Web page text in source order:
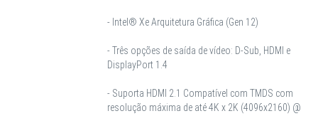
- Intel® Xe Arquitetura Gráfica (Gen 12)
- Três opções de saída de vídeo: D-Sub, HDMI e
DisplayPort 1.4
- Suporta HDMI 2.1 Compatível com TMDS com
resolução máxima de até 4K x 2K (4096x2160) @